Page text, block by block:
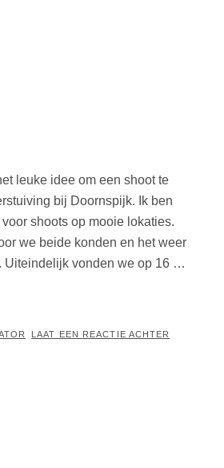
leuke idee om een shoot te
bij Doornspijk. Ik ben
shoots op mooie lokaties.
we beide konden en het weer
Uiteindelijk vonden we op 16 …
LAAT EEN REACTIE ACHTER